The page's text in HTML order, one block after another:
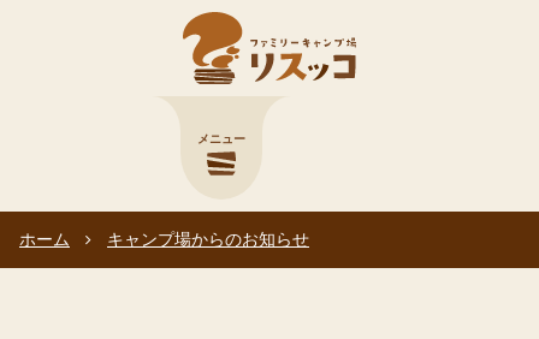
メニュー
ホーム キャンプ場からのお知らせ